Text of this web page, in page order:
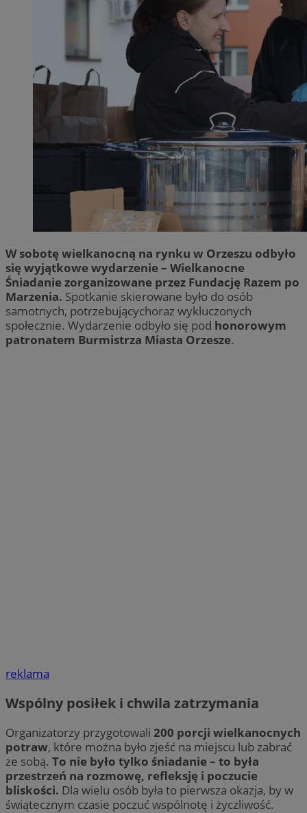
W sobotę wielkanocną na rynku w Orzeszu odbyło
się wyjątkowe wydarzenie – Wielkanocne
Śniadanie zorganizowane przez Fundację Razem po
Marzenia. Spotkanie skierowane było do osób
samotnych, potrzebującychoraz wykluczonych
społecznie. Wydarzenie odbyło się pod honorowym
patronatem Burmistrza Miasta Orzesze.
reklama
Wspólny posiłek i chwila zatrzymania
Organizatorzy przygotowali 200 porcji wielkanocnych
potraw, które można było zjeść na miejscu lub zabrać
ze sobą. To nie było tylko śniadanie – to była
przestrzeń na rozmowę, refleksję i poczucie
bliskości. Dla wielu osób była to pierwsza okazja, by w
świątecznym czasie poczuć wspólnotę i życzliwość.